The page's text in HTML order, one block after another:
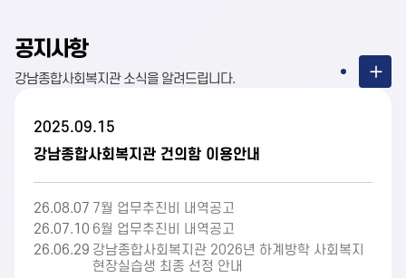
공지사항
강남종합사회복지관 소식을 알려드립니다.
2025.09.15
강남종합사회복지관 건의함 이용안내
26.08.07 7월 업무추진비 내역공고
26.07.10 6월 업무추진비 내역공고
26.06.29 강남종합사회복지관 2026년 하계방학 사회복지
현장실습생 최종 선정 안내